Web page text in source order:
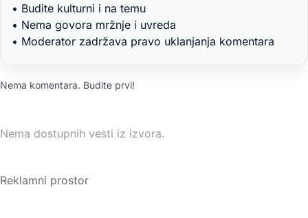
• Budite kulturni i na temu
• Nema govora mržnje i uvreda
• Moderator zadržava pravo uklanjanja komentara
Nema komentara. Budite prvi!
Nema dostupnih vesti iz izvora.
Reklamni prostor